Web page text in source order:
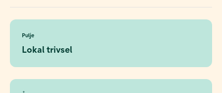
Pulje
Lokal trivsel